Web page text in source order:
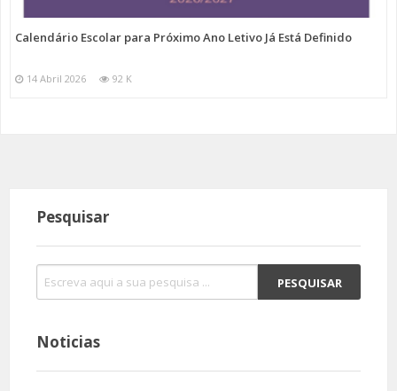
Calendário Escolar para Próximo Ano Letivo Já Está Definido
14 Abril 2026 92 K
Pesquisar
Noticias